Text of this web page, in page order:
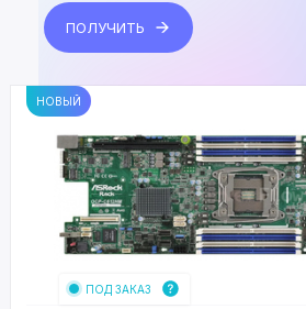
ПОЛУЧИТЬ
НОВЫЙ
ПОД ЗАКАЗ